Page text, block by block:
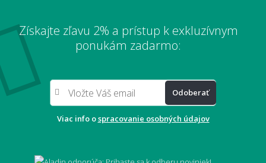
Získajte zľavu 2% a prístup k exkluzívnym
ponukám zadarmo:
Odoberať
Viac info ospracovanie osobných údajov